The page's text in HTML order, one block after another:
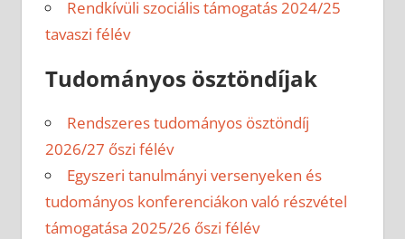
Rendkívüli szociális támogatás 2024/25
tavaszi félév
Tudományos ösztöndíjak
Rendszeres tudományos ösztöndíj
2026/27 őszi félév
Egyszeri tanulmányi versenyeken és
tudományos konferenciákon való részvétel
támogatása 2025/26 őszi félév